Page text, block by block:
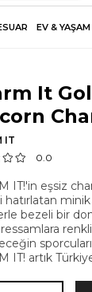
EV & YAŞAM
It
IT
0.0
IT!'in eşsiz
hatırlatan
bezeli bir
IT! artık